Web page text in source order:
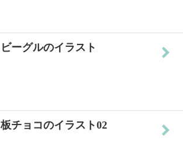
ビーグルのイラスト
板チョコのイラスト02